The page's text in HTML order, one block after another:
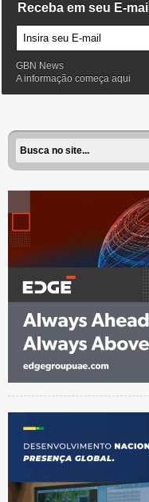
Receba em seu E-mail
GBN News
A informação começa aqui